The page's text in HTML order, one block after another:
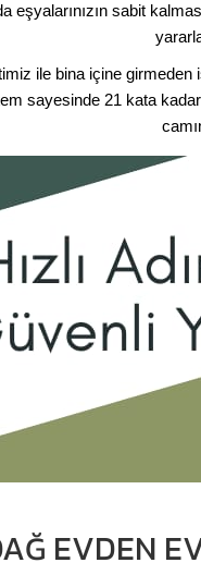
eşyalarınızın sabit
ile bina içine girmeden
sayesinde 21 kata
EVDEN